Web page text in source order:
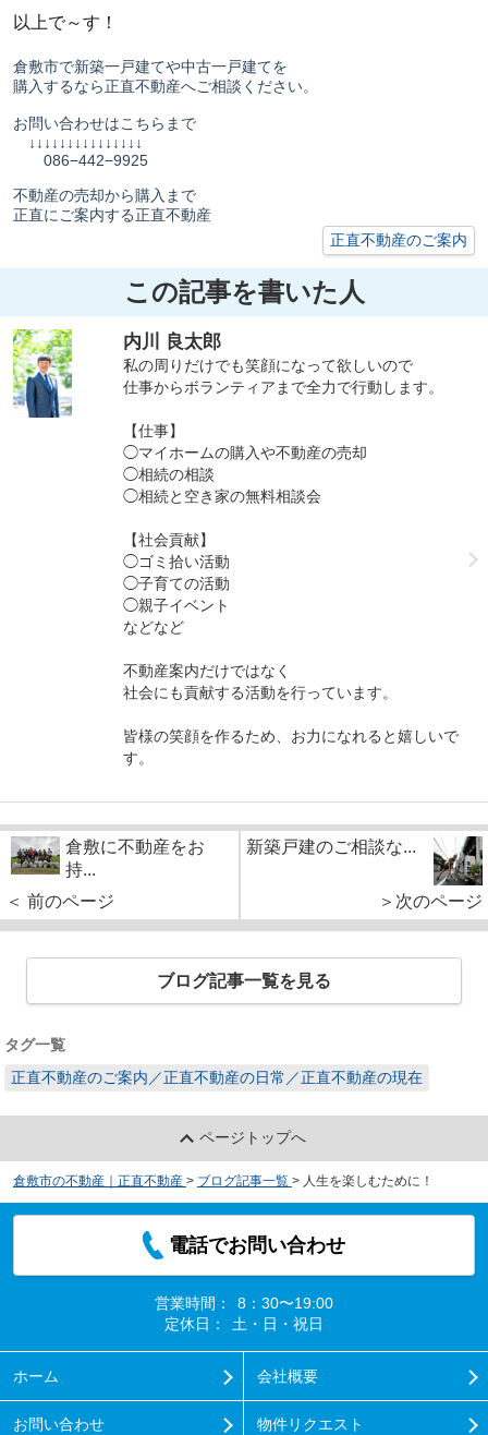
以上で～す！
倉敷市で新築一戸建てや中古一戸建てを
購入するなら正直不動産へご相談ください。
お問い合わせはこちらまで
↓↓↓↓↓↓↓↓↓↓↓↓↓↓↓
086−442−9925
不動産の売却から購入まで
正直にご案内する正直不動産
正直不動産のご案内
この記事を書いた人
内川 良太郎
私の周りだけでも笑顔になって欲しいので
仕事からボランティアまで全力で行動します。
【仕事】
◯マイホームの購入や不動産の売却
◯相続の相談
◯相続と空き家の無料相談会
【社会貢献】
◯ゴミ拾い活動
◯子育ての活動
◯親子イベント
などなど
不動産案内だけではなく
社会にも貢献する活動を行っています。
皆様の笑顔を作るため、お力になれると嬉しいで
す。
倉敷に不動産をお
持...
＜ 前のページ
新築戸建のご相談な...
＞次のページ
ブログ記事一覧を見る
タグ一覧
正直不動産のご案内／正直不動産の日常／正直不動産の現在
ページトップへ
倉敷市の不動産｜正直不動産 > ブログ記事一覧 > 人生を楽しむために！
電話でお問い合わせ
営業時間：
8：30〜19:00
定休日：
土・日・祝日
ホーム 会社概要
お問い合わせ 物件リクエスト